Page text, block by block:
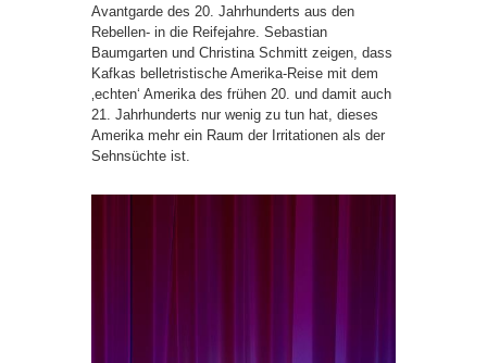
Avantgarde des 20. Jahrhunderts aus den
Rebellen- in die Reifejahre. Sebastian
Baumgarten und Christina Schmitt zeigen, dass
Kafkas belletristische Amerika-Reise mit dem
‚echten‘ Amerika des frühen 20. und damit auch
21. Jahrhunderts nur wenig zu tun hat, dieses
Amerika mehr ein Raum der Irritationen als der
Sehnsüchte ist.